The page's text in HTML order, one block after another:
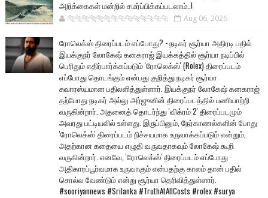
அறிக்கைகள் மன்றில் சமர்ப்பிக்கப்படலாம்..!
🐅🐅🐅🐅🐅🐅🐆🐆🐆🐆🐆🐆🐆🐆 Aug 06, 2026
ரோலெக்ஸ் திரைப்படம் எப்போது? - நடிகர் சூர்யா அதிரடி பதில்
இயக்குநர் லோகேஷ் கனகராஜ் இயக்கத்தில் சூர்யா நடிப்பில்
பெரிதும் எதிர்பார்க்கப்படும் 'ரோலெக்ஸ்' (Rolex) திரைப்படம்
எப்போது தொடங்கும் என்பது குறித்து நடிகர் சூர்யா
சுவாரஸ்யமான பதிலளித்துள்ளார். இயக்குநர் லோகேஷ் கனகராஜ்
தற்போது நடிகர் அல்லு அர்ஜுனின் திரைப்படத்தில் பணியாற்றி
வருகின்றார். அதனைத் தொடர்ந்து 'விக்ரம் 2' திரைப்படமும்
அவரது பட்டியலில் உள்ளது. இருப்பினும், நேர்காணல்களின் போது
'ரோலெக்ஸ்' திரைப்படம் நிச்சயமாக உருவாக்கப்படும் என்றும்,
அதற்கான கதையை எழுதி வருவதாகவும் லோகேஷ் கூறி
வருகின்றார். எனவே, 'ரோலெக்ஸ்' திரைப்படம் எப்போது
அதிகாரப்பூர்வமாக உருவாகும் என்பதற்கு காலம் தான் பதில்
சொல்ல வேண்டும் என்று சூர்யா தெரிவித்துள்ளார்.
#sooriyannews #Srilanka #TruthAtAllCosts #rolex #surya